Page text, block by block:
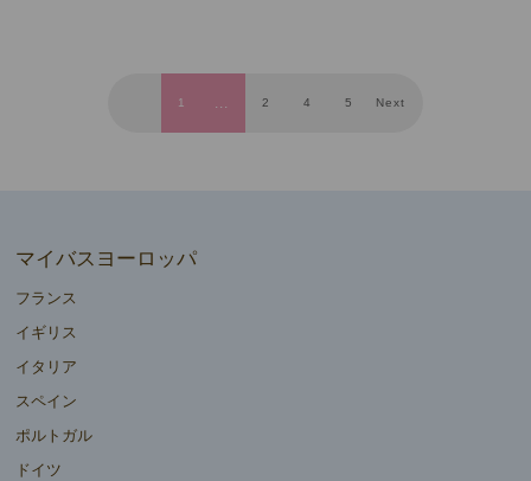
1 2 4 5 Next
マイバスヨーロッパ
フランス
イギリス
イタリア
スペイン
ポルトガル
ドイツ